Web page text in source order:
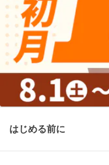
はじめる前に